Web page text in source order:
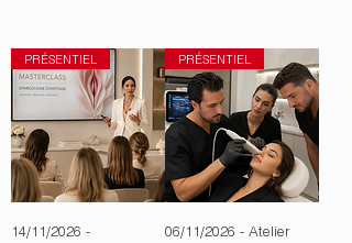
PRÉSENTIEL
14/11/2026 -
PRÉSENTIEL
06/11/2026 - Atelier